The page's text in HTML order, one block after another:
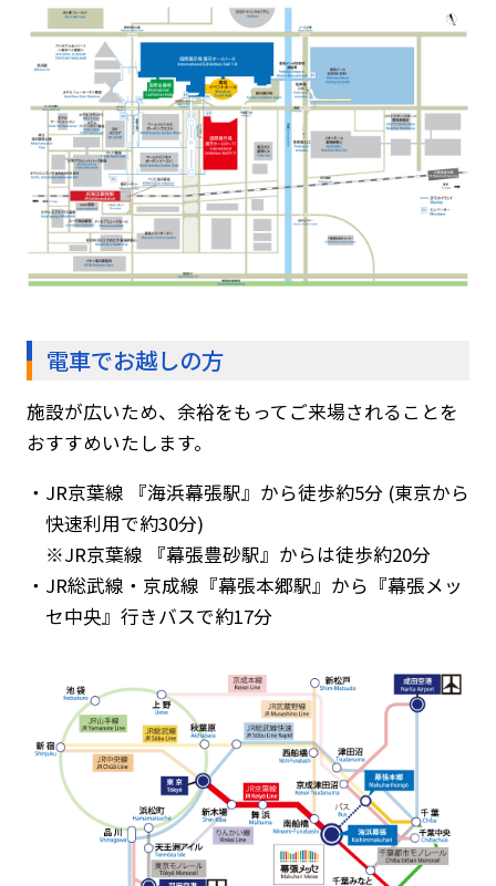
電車でお越しの方
施設が広いため、余裕をもってご来場されることを
おすすめいたします。
JR京葉線 『海浜幕張駅』から徒歩約5分 (東京から
快速利用で約30分)
※JR京葉線 『幕張豊砂駅』からは徒歩約20分
JR総武線・京成線『幕張本郷駅』から『幕張メッ
セ中央』行きバスで約17分